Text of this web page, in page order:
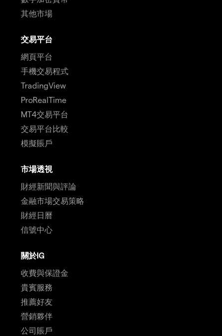
其他市場
交易平台
網頁平台
手機交易程式
TradingView
ProRealTime
MT4交易平台
交易平台比較
模擬賬戶
市場透視
財經新聞與評論
金融市場交易策略
財經日曆
信號中心
關於IG
收費與保證金
貴賓服務
推薦好友
營銷夥伴
公司賬戶